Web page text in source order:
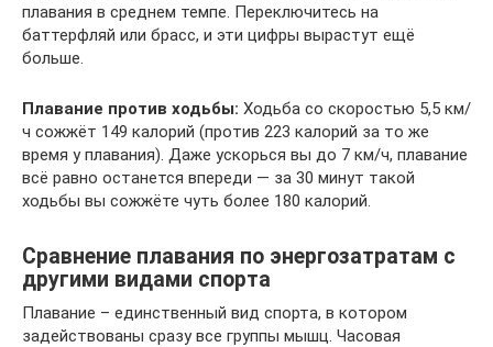
плавания в среднем темпе. Переключитесь на
баттерфляй или брасс, и эти цифры вырастут ещё
больше.
Плавание против ходьбы: Ходьба со скоростью 5,5 км/
ч сожжёт 149 калорий (против 223 калорий за то же
время у плавания). Даже ускорься вы до 7 км/ч, плавание
всё равно останется впереди — за 30 минут такой
ходьбы вы сожжёте чуть более 180 калорий.
Сравнение плавания по энергозатратам с
другими видами спорта
Плавание – единственный вид спорта, в котором
задействованы сразу все группы мышц. Часовая